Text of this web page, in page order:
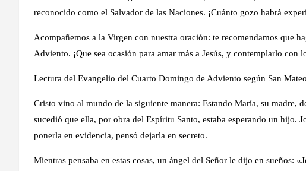
reconocido como el Salvador de las Naciones. ¡Cuánto gozo habrá
Acompañemos a la Virgen con nuestra oración: te recomendamos que
Adviento. ¡Que sea ocasión para amar más a Jesús, y contemplarlo con
Lectura del Evangelio del Cuarto Domingo de Adviento según San
Cristo vino al mundo de la siguiente manera: Estando María, su madre,
sucedió que ella, por obra del Espíritu Santo, estaba esperando un hijo.
ponerla en evidencia, pensó dejarla en secreto.
Mientras pensaba en estas cosas, un ángel del Señor le dijo en sueños: